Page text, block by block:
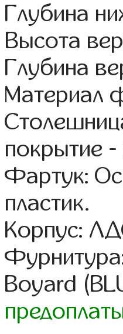
Глубина
Высота
Глубина
Материал
покрытие -
Фартук:
пластик.
Корпус:
Boyard